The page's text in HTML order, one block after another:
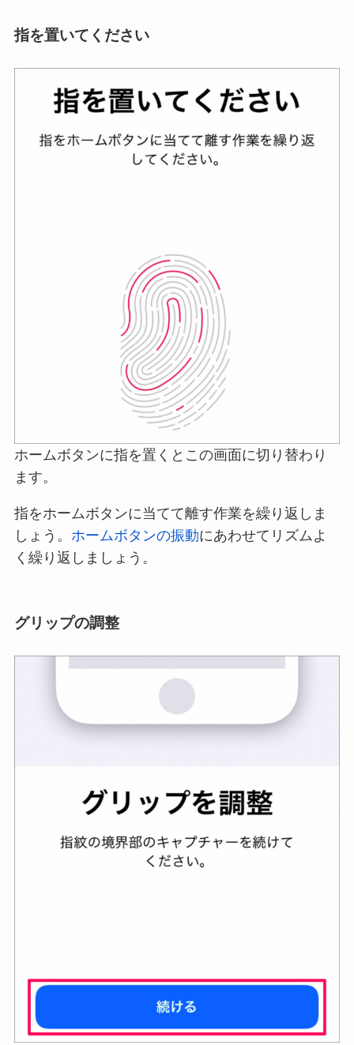
指を置いてください
ホームボタンに指を置くとこの画面に切り替わり
ます。
指をホームボタンに当てて離す作業を繰り返しま
しょう。 ホームボタンの振動にあわせてリズムよ
く繰り返しましょう。
グリップの調整